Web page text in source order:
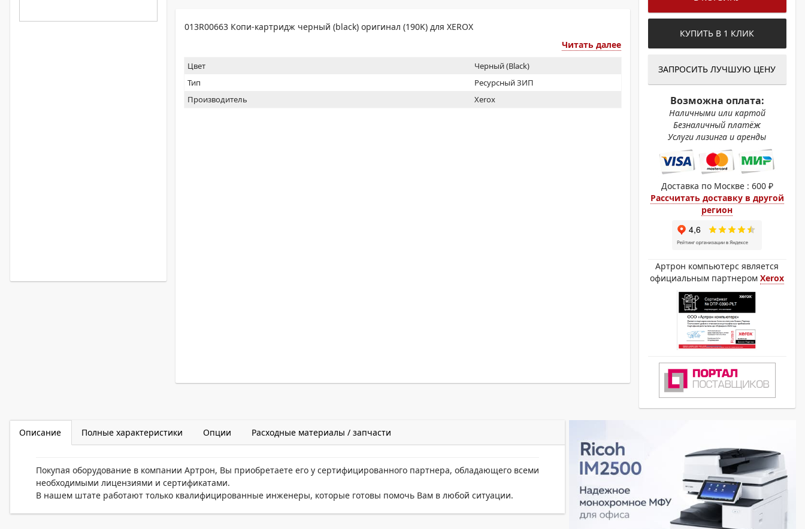
013R00663 Копи-картридж черный (black) оригинал (190K) для XEROX
Читать далее
Цвет
Черный (Black)
Тип
Ресурсный ЗИП
Производитель
Xerox
КУПИТЬ В 1 КЛИК
ЗАПРОСИТЬ ЛУЧШУЮ ЦЕНУ
Возможна оплата:
Наличными или картой
Безналичный платёж
Услуги лизинга и аренды
Доставка по Москве : 600 ₽
Рассчитать доставку в другой
регион
Артрон компьютерс является
официальным партнеромXerox
Описание Полные характеристики Опции Расходные материалы / запчасти
Покупая оборудование в компании Артрон, Вы приобретаете его у сертифицированного партнера, обладающего всеми
необходимыми лицензиями и сертификатами.
В нашем штате работают только квалифицированные инженеры, которые готовы помочь Вам в любой ситуации.